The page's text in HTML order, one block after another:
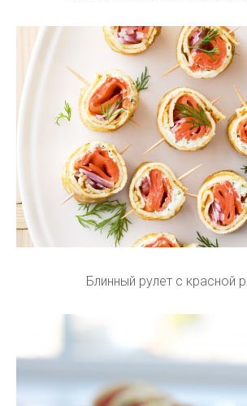
Блинный рулет с красной